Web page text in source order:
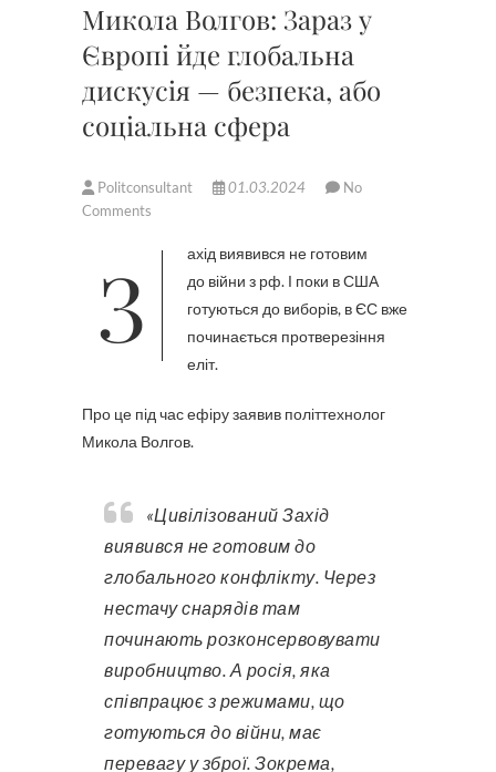
Микола Волгов: Зараз у
Європі йде глобальна
дискусія — безпека, або
соціальна сфера
Politconsultant 01.03.2024
No
Comments
Захід виявився не готовим
до війни з рф. І поки в США
готуються до виборів, в ЄС вже
починається протверезіння
еліт.
Про це під час ефіру заявив політтехнолог
Микола Волгов.
«Цивілізований Захід
виявився не готовим до
глобального конфлікту. Через
нестачу снарядів там
починають розконсервовувати
виробництво. А росія, яка
співпрацює з режимами, що
готуються до війни, має
перевагу у зброї. Зокрема,